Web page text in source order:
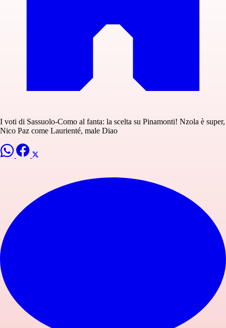
I voti di Sassuolo-Como al fanta: la scelta su Pinamonti! Nzola è super,
Nico Paz come Laurienté, male Diao